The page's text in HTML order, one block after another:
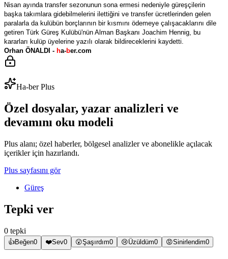
Nisan ayında transfer sezonunun sona ermesi nedeniyle güreşçilerin
başka takımlara gidebilmelerini ilettiğini ve transfer ücretlerinden gelen
paralarla da kulübün borçlarının bir kısmını ödemeye çalışacaklarını dile
getiren Türk Güreş Kulübü'nün Alman Başkanı Joachim Hennig, bu
kararları kulüp üyelerine yazılı olarak bildireceklerini kaydetti.
Orhan ÖNALDI - ha-ber.com
Ha-ber Plus
Özel dosyalar, yazar analizleri ve
devamını oku modeli
Plus alanı; özel haberler, bölgesel analizler ve abonelikle açılacak
içerikler için hazırlandı.
Plus sayfasını gör
Güreş
Tepki ver
0 tepki
👍Beğen0 ❤️Sev0 😮Şaşırdım0 😢Üzüldüm0 😡Sinirlendim0